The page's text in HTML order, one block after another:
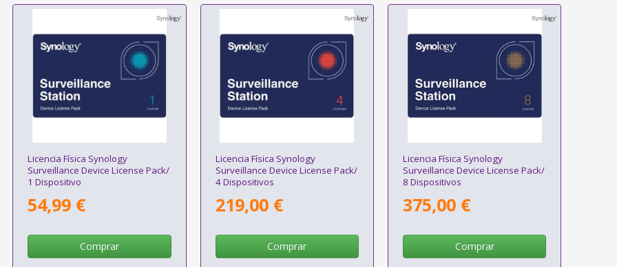
Licencia Física Synology
Surveillance Device License Pack/
1 Dispositivo
54,99 €
Comprar
Licencia Física Synology
Surveillance Device License Pack/
4 Dispositivos
219,00 €
Comprar
Licencia Física Synology
Surveillance Device License Pack/
8 Dispositivos
375,00 €
Comprar